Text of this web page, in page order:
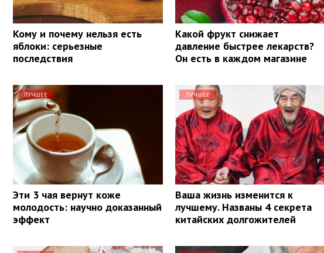
Кому и почему нельзя есть
яблоки: серьезные
последствия
Какой фрукт снижает
давление быстрее лекарств?
Он есть в каждом магазине
ЛУЧШЕЕ
Эти 3 чая вернут коже
молодость: научно доказанный
эффект
ЛУЧШЕЕ
Ваша жизнь изменится к
лучшему. Названы 4 секрета
китайских долгожителей